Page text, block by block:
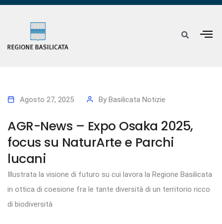
Agosto 27, 2025 By Basilicata Notizie
AGR-News – Expo Osaka 2025,
focus su NaturArte e Parchi
lucani
Illustrata la visione di futuro su cui lavora la Regione Basilicata
in ottica di coesione fra le tante diversità di un territorio ricco
di biodiversità